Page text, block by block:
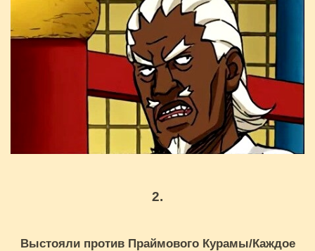
2.
Выстояли против Праймового Курамы/Каждое